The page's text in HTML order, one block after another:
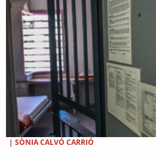
| SÒNIA CALVÓ CARRIÓ